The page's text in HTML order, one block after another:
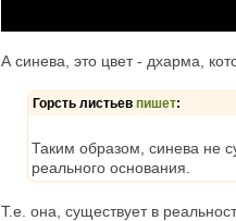
А синева, это цвет - дхарма,
Горсть листьев пишет:
Таким образом, синева не
реального основания.
Т.е. она, существует в